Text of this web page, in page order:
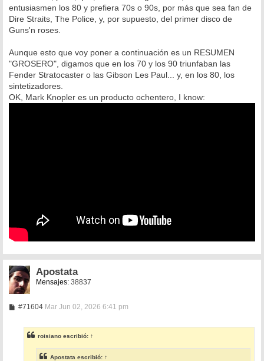
entusiasmen los 80 y prefiera 70s o 90s, por más que sea fan de
Dire Straits, The Police, y, por supuesto, del primer disco de
Guns'n roses.
Aunque esto que voy poner a continuación es un RESUMEN
"GROSERO", digamos que en los 70 y los 90 triunfaban las
Fender Stratocaster o las Gibson Les Paul... y, en los 80, los
sintetizadores.
OK, Mark Knopler es un producto ochentero, I know:
Apostata
Mensajes:38837
#71604M
a
j
e
Mar Jun 02, 2026 6:41 pm
roisiano escribió: ↑
Apostata escribió: ↑